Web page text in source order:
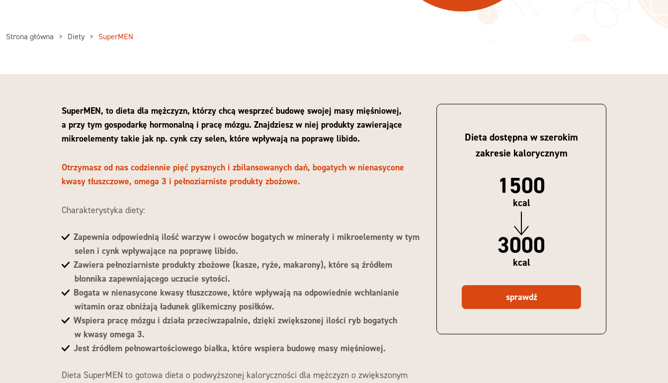
Strona główna Diety SuperMEN
SuperMEN, to dieta dla mężczyzn, którzy chcą wesprzeć budowę swojej masy mięśniowej,
a przy tym gospodarkę hormonalną i pracę mózgu. Znajdziesz w niej produkty zawierające
mikroelementy takie jak np. cynk czy selen, które wpływają na poprawę libido.
Otrzymasz od nas codziennie pięć pysznych i zbilansowanych dań, bogatych w nienasycone
kwasy tłuszczowe, omega 3 i pełnoziarniste produkty zbożowe.
Charakterystyka diety:
Zapewnia odpowiednią ilość warzyw i owoców bogatych w minerały i mikroelementy w tym
selen i cynk wpływające na poprawę libido.
Zawiera pełnoziarniste produkty zbożowe (kasze, ryże, makarony), które są źródłem
błonnika zapewniającego uczucie sytości.
Bogata w nienasycone kwasy tłuszczowe, które wpływają na odpowiednie wchłanianie
witamin oraz obniżają ładunek glikemiczny posiłków.
Wspiera pracę mózgu i działa przeciwzapalnie, dzięki zwiększonej ilości ryb bogatych
w kwasy omega 3.
Jest źródłem pełnowartościowego białka, które wspiera budowę masy mięśniowej.
Dieta SuperMEN to gotowa dieta o podwyższonej kaloryczności dla mężczyzn o zwiększonym
Dieta dostępna w szerokim
zakresie kalorycznym
1500
kcal
3000
kcal
sprawdź